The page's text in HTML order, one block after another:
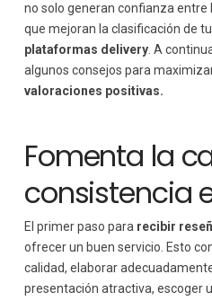
no solo generan confianza entre
que mejoran la clasificación de
plataformas delivery. A
algunos consejos para
valoraciones positivas.
Fomenta la
consistencia
El primer paso para recibir
ofrecer un buen servicio. Esto
calidad, elaborar
presentación atractiva, escoger